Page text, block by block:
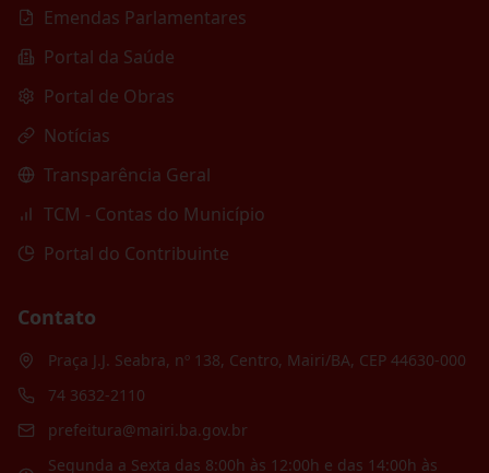
Emendas Parlamentares
Portal da Saúde
Portal de Obras
Notícias
Transparência Geral
TCM - Contas do Município
Portal do Contribuinte
Contato
Praça J.J. Seabra, nº 138, Centro, Mairi/BA, CEP 44630-000
74 3632-2110
prefeitura@mairi.ba.gov.br
Segunda a Sexta das 8:00h às 12:00h e das 14:00h às